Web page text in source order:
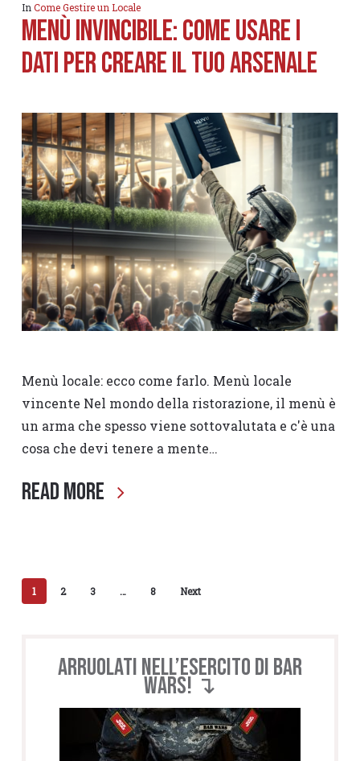
In Come Gestire un Locale
Menù invincibile: come usare i
dati per creare il tuo arsenale
Menù locale: ecco come farlo. Menù locale
vincente Nel mondo della ristorazione, il menù è
un arma che spesso viene sottovalutata e c'è una
cosa che devi tenere a mente…
Read More
1 2 3 … 8 Next
Arruolati nell’esercito di BAR
WARS! ↴